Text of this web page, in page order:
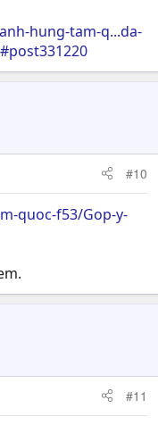
hung-tam-q...da-
#10
quoc-f53/Gop-y-
#11